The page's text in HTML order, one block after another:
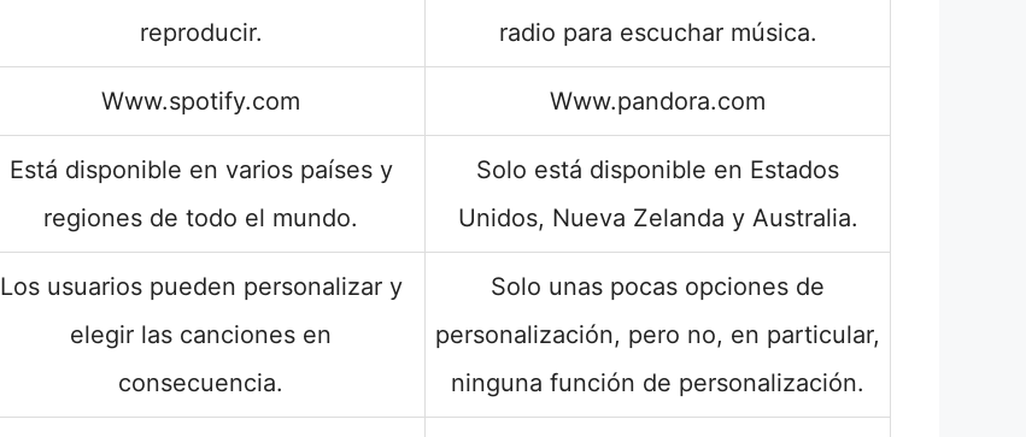
reproducir.
radio para escuchar música.
Www.spotify.com Www.pandora.com
Está disponible en varios países y
regiones de todo el mundo.
Solo está disponible en Estados
Unidos, Nueva Zelanda y Australia.
Los usuarios pueden personalizar y
elegir las canciones en
consecuencia.
Solo unas pocas opciones de
personalización, pero no, en particular,
ninguna función de personalización.